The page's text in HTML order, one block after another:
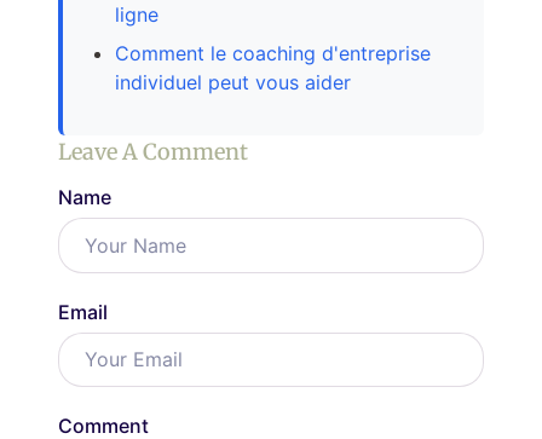
ligne
Comment le coaching d'entreprise
individuel peut vous aider
Leave A Comment
Name
Email
Comment